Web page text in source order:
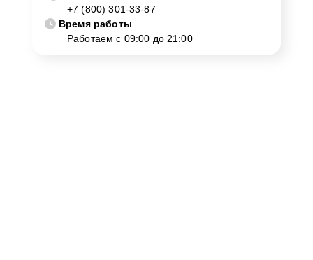
+7 (800) 301-33-87
Время работы
Работаем с 09:00 до 21:00